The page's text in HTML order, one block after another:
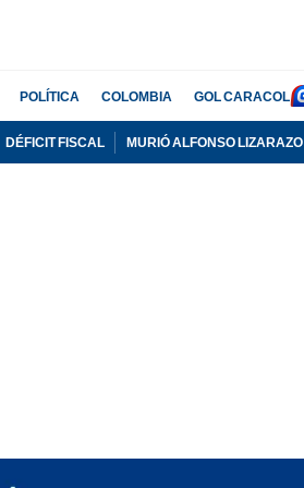
POLÍTICA COLOMBIA GOL CARACOL
DÉFICIT FISCAL MURIÓ ALFONSO LIZARAZO